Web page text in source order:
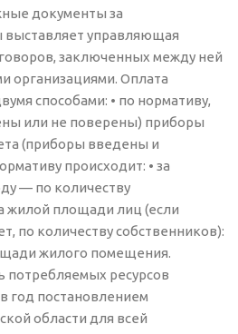
документы за
выставляет управляющая
заключенных между ней
организациями. Оплата
способами: • по нормативу,
или не поверены) приборы
(приборы введены и
происходит: • за
— по количеству
жилой площади лиц (если
по количеству собственников):
жилого помещения.
потребляемых ресурсов
год постановлением
области для всей